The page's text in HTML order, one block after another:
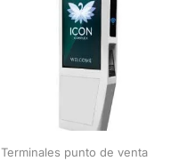
Terminales punto de venta